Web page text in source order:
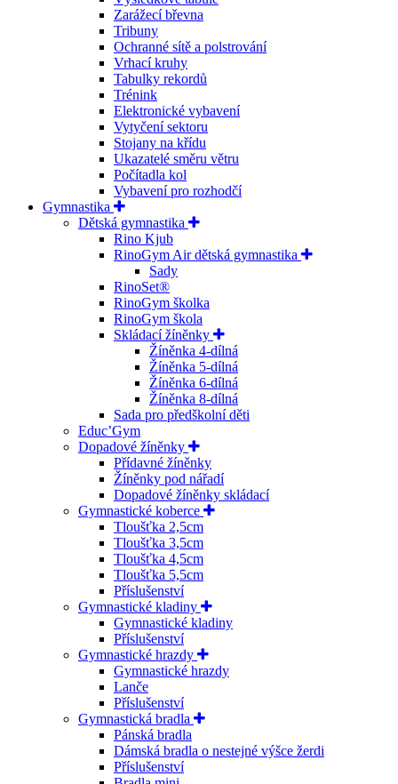
Zarážecí břevna
Tribuny
Ochranné sítě a polstrování
Vrhací kruhy
Tabulky rekordů
Trénink
Elektronické vybavení
Vytyčení sektoru
Stojany na křídu
Ukazatelé směru větru
Počítadla kol
Vybavení pro rozhodčí
Gymnastika
Dětská gymnastika
Rino Kjub
RinoGym Air dětská gymnastika
Sady
RinoSet®
RinoGym školka
RinoGym škola
Skládací žíněnky
Žíněnka 4-dílná
Žíněnka 5-dílná
Žíněnka 6-dílná
Žíněnka 8-dílná
Sada pro předškolní děti
Educ’Gym
Dopadové žíněnky
Přídavné žíněnky
Žíněnky pod nářadí
Dopadové žíněnky skládací
Gymnastické koberce
Tloušťka 2,5cm
Tloušťka 3,5cm
Tloušťka 4,5cm
Tloušťka 5,5cm
Příslušenství
Gymnastické kladiny
Gymnastické kladiny
Příslušenství
Gymnastické hrazdy
Gymnastické hrazdy
Lanče
Příslušenství
Gymnastická bradla
Pánská bradla
Dámská bradla o nestejné výšce žerdi
Příslušenství